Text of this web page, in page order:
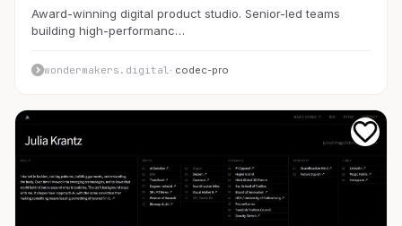
Award-winning digital product studio. Senior-led teams
building high-performanc…
wondermakers.digital · codec-pro